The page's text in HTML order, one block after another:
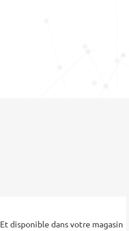
Et disponible dans votre magasin